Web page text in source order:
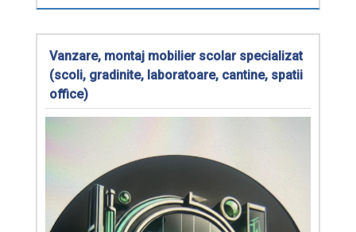
Vanzare, montaj mobilier scolar specializat
(scoli, gradinite, laboratoare, cantine, spatii
office)